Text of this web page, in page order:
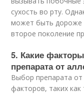
сухость во рту.
может быть дороже
второе поколение
5. Какие
препарата от
Выбор препарата от
факторов, таких